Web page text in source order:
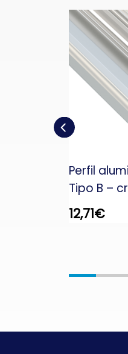
Perfil
Tipo B –
12,71€